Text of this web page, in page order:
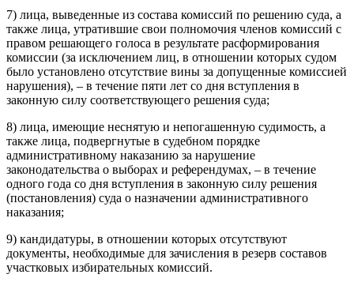
7) лица, выведенные из состава комиссий по решению суда, а
также лица, утратившие свои полномочия членов комиссий с
правом решающего голоса в результате расформирования
комиссии (за исключением лиц, в отношении которых судом
было установлено отсутствие вины за допущенные комиссией
нарушения), – в течение пяти лет со дня вступления в
законную силу соответствующего решения суда;
8) лица, имеющие неснятую и непогашенную судимость, а
также лица, подвергнутые в судебном порядке
административному наказанию за нарушение
законодательства о выборах и референдумах, – в течение
одного года со дня вступления в законную силу решения
(постановления) суда о назначении административного
наказания;
9) кандидатуры, в отношении которых отсутствуют
документы, необходимые для зачисления в резерв составов
участковых избирательных комиссий.